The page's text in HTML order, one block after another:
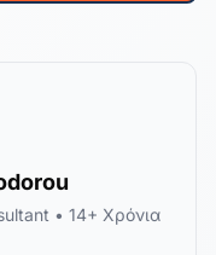
• 14+ Χρόνια